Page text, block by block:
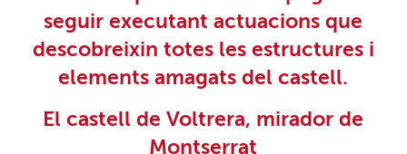
seguir executant actuacions que
descobreixin totes les estructures i
elements amagats del castell.
El castell de Voltrera, mirador de
Montserrat